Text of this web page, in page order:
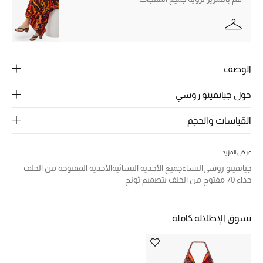
الأطفال
المجوهرات
جديد لدينا
النساء
عرض جميع المنتجات
الوصف
حول جيانفيتو روسي
القياسات والحجم
عرض المزيد
جيانفيتو روسيالنساءجميع الأحذية النسائيةالأحذية المفتوحة من الخلف
حذاء 70 مفتوح من الخلف بتصميم ثونج
تسوق الإطلالة كاملة